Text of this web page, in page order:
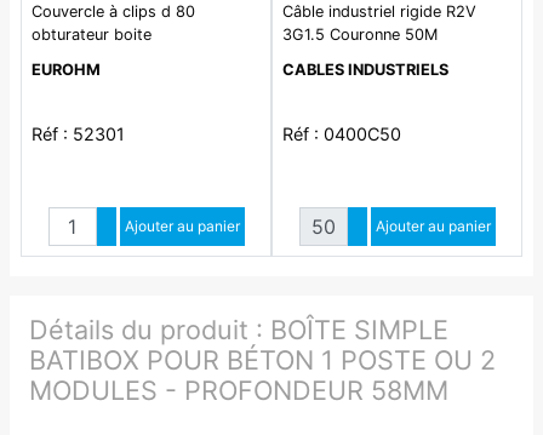
Couvercle à clips d 80
obturateur boite
EUROHM
Réf : 52301
Quantité
Augmenter quantité
Diminuer quantité
Ajouter au panier
Câble industriel rigide R2V
3G1.5 Couronne 50M
CABLES INDUSTRIELS
Réf : 0400C50
Quantité
Augmenter quantité
Diminuer quantité
Ajouter au panier
Détails du produit : BOÎTE SIMPLE
BATIBOX POUR BÉTON 1 POSTE OU 2
MODULES - PROFONDEUR 58MM